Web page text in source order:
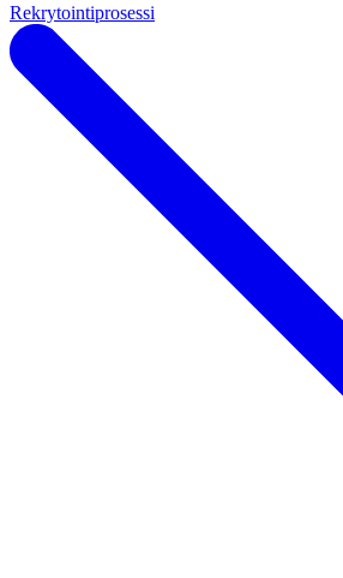
Rekrytointiprosessi